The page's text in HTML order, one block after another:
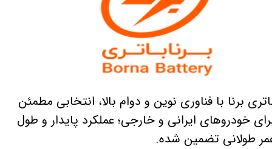
برنا با فناوری نوین و دوام بالا، انتخابی مطمئن
خودروهای ایرانی و خارجی؛ عملکرد پایدار و طول
طولانی تضمین شده.